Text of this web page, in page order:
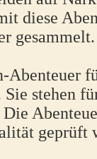
diese
gesammelt.
Abenteuer
stehen
geprüft